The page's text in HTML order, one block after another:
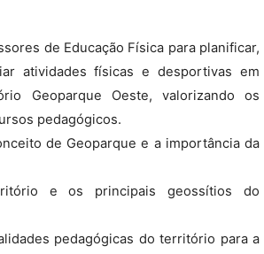
de Educação Física para planificar,
atividades físicas e desportivas em
Geoparque Oeste, valorizando os
pedagógicos.
de Geoparque e a importância da
e os principais geossítios do
pedagógicas do território para a